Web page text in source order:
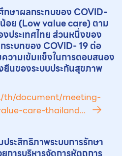
กษาผลกระทบของ COVID-
ย (Low value care) ตาม
ประเทศไทย ส่วนหนึ่งของ
ระบทของ COVID- 19 ต่อ
วามเข้มแข็งในการตอบสนอง
ยืนของระบบประกันสุขภาพ
document/meeting-
care-thailand...
ประสิทธิภาพระบบการรักษา